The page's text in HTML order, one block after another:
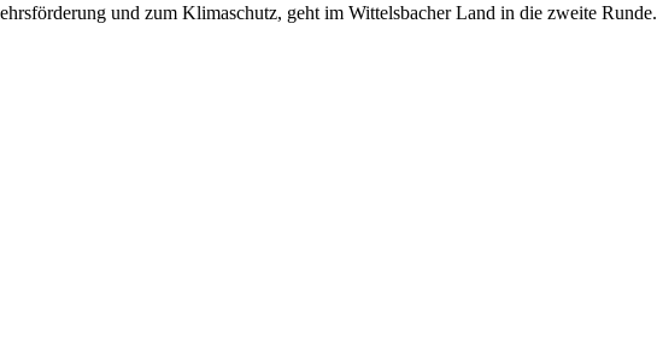
und zum Klimaschutz, geht im Wittelsbacher Land in die zweite